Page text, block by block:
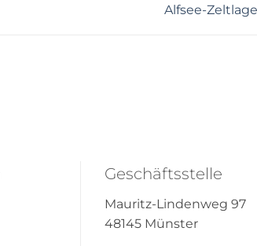
Alfsee-
Geschäftsstelle
Mauritz-Lindenweg 97
48145 Münster